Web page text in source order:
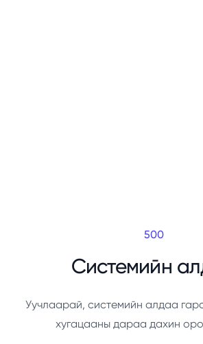
500
Системийн
Уучлаарай, системийн алдаа
хугацааны дараа дахин